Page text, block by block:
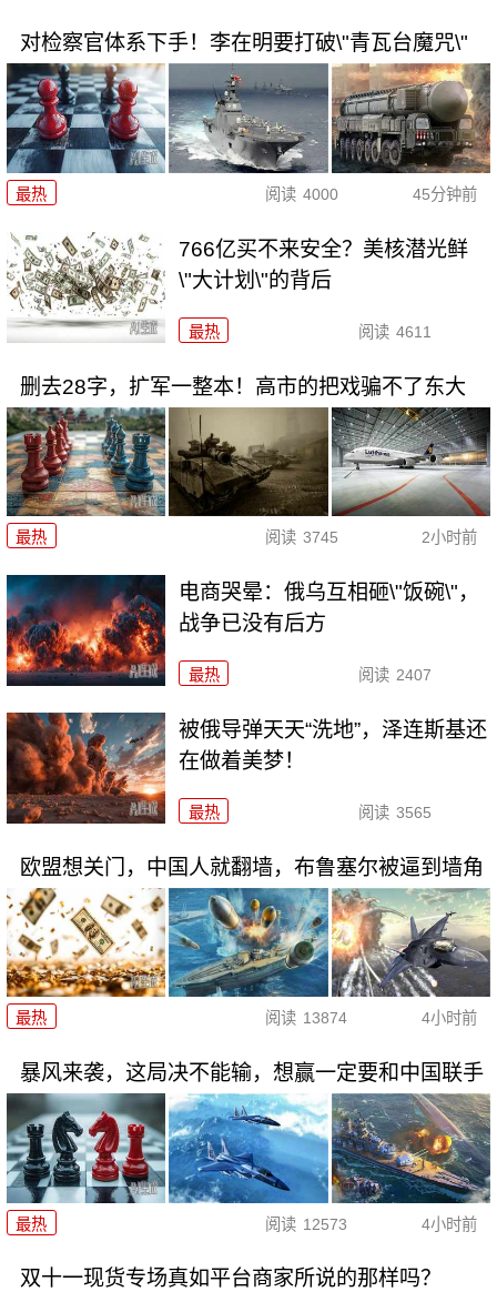
对检察官体系下手！李在明要打破\"青瓦台魔咒\"
最热 阅读 4000 45分钟前
766亿买不来安全？美核潜光鲜
\"大计划\"的背后
最热 阅读 4611
删去28字，扩军一整本！高市的把戏骗不了东大
最热 阅读 3745 2小时前
电商哭晕：俄乌互相砸\"饭碗\"，
战争已没有后方
最热 阅读 2407
被俄导弹天天“洗地”，泽连斯基还
在做着美梦！
最热 阅读 3565
欧盟想关门，中国人就翻墙，布鲁塞尔被逼到墙角
最热 阅读 13874 4小时前
暴风来袭，这局决不能输，想赢一定要和中国联手
最热 阅读 12573 4小时前
双十一现货专场真如平台商家所说的那样吗？